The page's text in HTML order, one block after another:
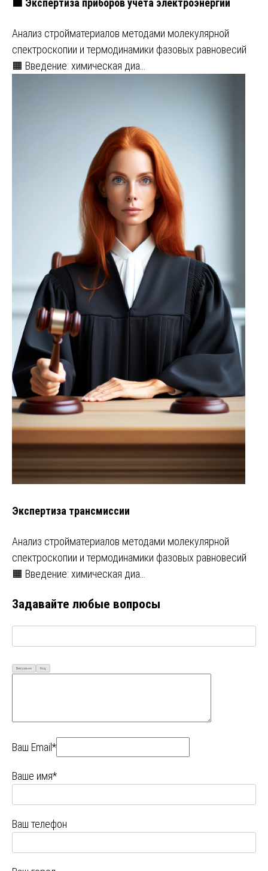
🟩 Экспертиза приборов учета электроэнергии
Анализ стройматериалов методами молекулярной
спектроскопии и термодинамики фазовых равновесий
🟧 Введение: химическая диа…
Экспертиза трансмиссии
Анализ стройматериалов методами молекулярной
спектроскопии и термодинамики фазовых равновесий
🟧 Введение: химическая диа…
Задавайте любые вопросы
Визуально Код
Ваш Email*
Ваше имя*
Ваш телефон